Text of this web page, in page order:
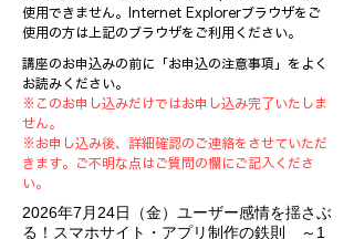
使用できません。Internet Explorerブラウザをご
使用の方は上記のブラウザをご利用ください。
講座のお申込みの前に「お申込の注意事項」をよく
お読みください。
※このお申し込みだけではお申し込み完了いたしま
せん。
※お申し込み後、詳細確認のご連絡をさせていただ
きます。ご不明な点はご質問の欄にご記入くださ
い。
2026年7月24日（金）ユーザー感情を揺さぶ
る！スマホサイト・アプリ制作の鉄則 ～1